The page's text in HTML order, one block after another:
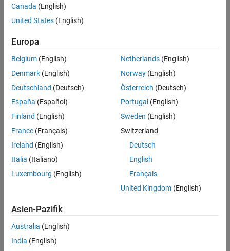
See Also
Returns
target is building. Returnsfalseif the model reference simulation
target is building.
Description
Use this macro in an S-function that can be contained in a
containing this S-function is currently generating a simulation
target orSimulink Coder
Languages
C, C++
ssRTWGenIsModelReferenceSimTarget
Version History
Canada (English)
United States (English)
Europa
Belgium (English)
Denmark (English)
Deutschland (Deutsch)
España (Español)
Finland (English)
France (Français)
Ireland (English)
Italia (Italiano)
Luxembourg (English)
Netherlands(English)
Norway(English)
Österreich (Deutsch)
Portugal (English)
Sweden (English)
Switzerland
Deutsch
English
Français
United Kingdom(English)
Asien-Pazifik
Australia (English)
India (English)